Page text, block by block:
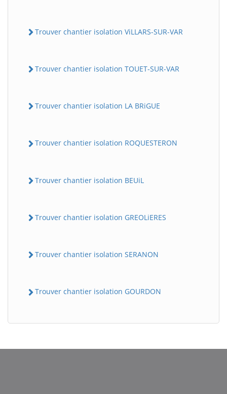
Trouver chantier isolation ViLLARS-SUR-VAR
Trouver chantier isolation TOUET-SUR-VAR
Trouver chantier isolation LA BRiGUE
Trouver chantier isolation ROQUESTERON
Trouver chantier isolation BEUiL
Trouver chantier isolation GREOLiERES
Trouver chantier isolation SERANON
Trouver chantier isolation GOURDON
B BatiWebPro